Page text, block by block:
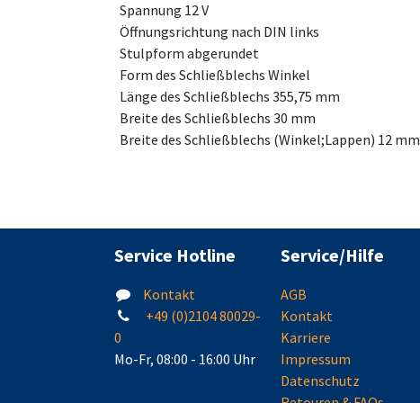
Spannung 12 V
Öffnungsrichtung nach DIN links
Stulpform abgerundet
Form des Schließblechs Winkel
Länge des Schließblechs 355,75 mm
Breite des Schließblechs 30 mm
Breite des Schließblechs (Winkel;Lappen) 12 mm
Service Hotline
Kontakt
+49 (0)2104 80029-
0
Mo-Fr, 08:00 - 16:00 Uhr
Service/Hilfe
AGB
Kontakt
Karriere
Impressum
Datenschutz